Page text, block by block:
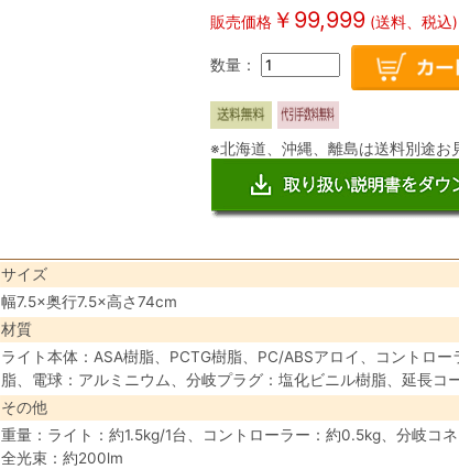
販売価格￥ 99,999(送料、税込)
数量：
※北海道、沖縄、離島は送料別途お
サイズ
幅7.5×奥行7.5×高さ74cm
材質
ライト本体：ASA樹脂、PCTG樹脂、PC/ABSアロイ、コントロ
脂、電球：アルミニウム、分岐プラグ：塩化ビニル樹脂、延長コ
その他
重量：ライト：約1.5kg/1台、コントローラー：約0.5kg、分岐コ
全光束：約200lm